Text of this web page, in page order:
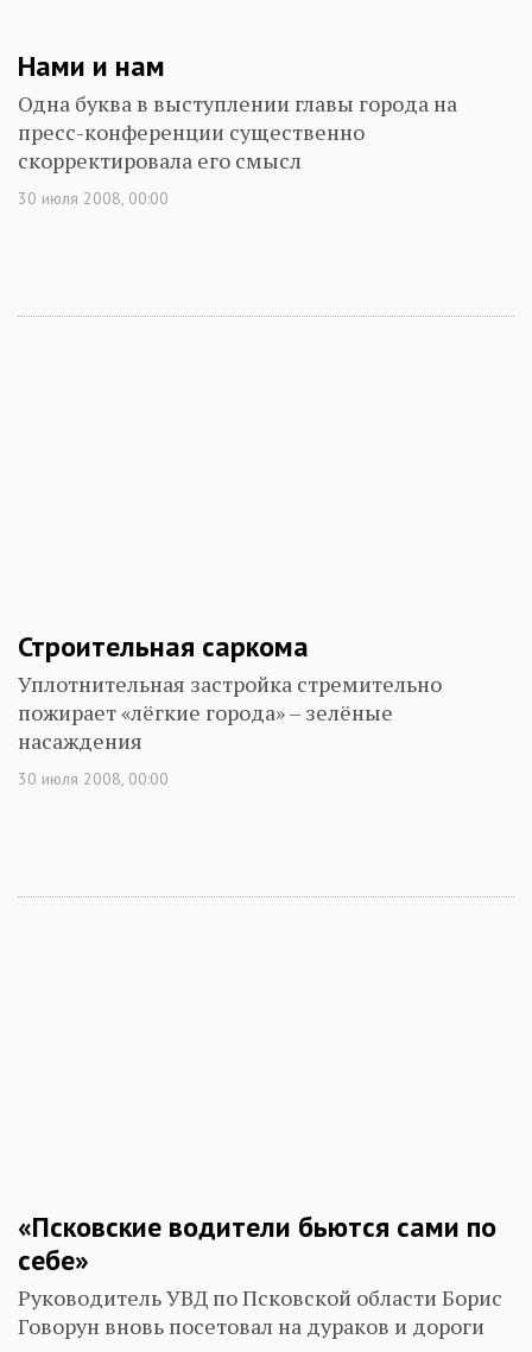
Нами и нам
Одна буква в выступлении главы города на
пресс-конференции существенно
скорректировала его смысл
30 июля 2008, 00:00
Строительная саркома
Уплотнительная застройка стремительно
пожирает «лёгкие города» – зелёные
насаждения
30 июля 2008, 00:00
«Псковские водители бьются сами по
себе»
Руководитель УВД по Псковской области Борис
Говорун вновь посетовал на дураков и дороги